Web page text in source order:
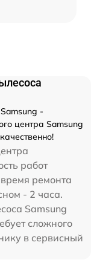
-
центра Samsung
работ
ремонта
- 2 часа.
Samsung
сложного
в сервисный